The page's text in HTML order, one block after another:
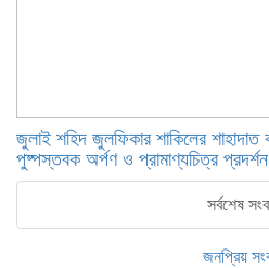
​জুলাই শহিদ জুলফিকার শাকিলের শাহাদাত
পুষ্পস্তবক অর্পণ ও প্রামাণ্যচিত্র প্রদর্শন
সর্বশেষ
জনপ্রিয়